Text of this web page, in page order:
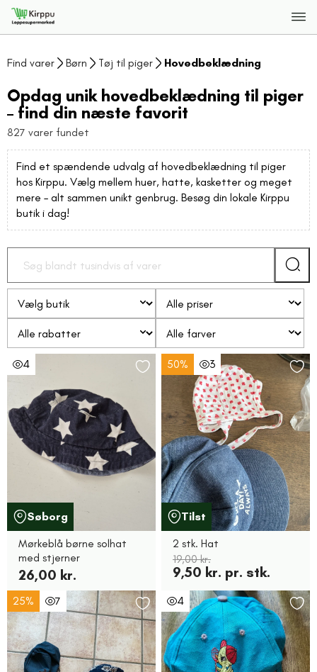
Find varer Børn Tøj til piger Hovedbeklædning
Opdag unik hovedbeklædning til piger
– find din næste favorit
827 varer fundet
Find et spændende udvalg af hovedbeklædning til piger
hos Kirppu. Vælg mellem huer, hatte, kasketter og meget
mere – alt sammen unikt genbrug. Besøg din lokale Kirppu
butik i dag!
4
Søborg
Mørkeblå børne solhat
med stjerner
26,00 kr.
50% 3
Tilst
2 stk. Hat
19,00 kr.
9,50 kr. pr. stk.
25% 7 4